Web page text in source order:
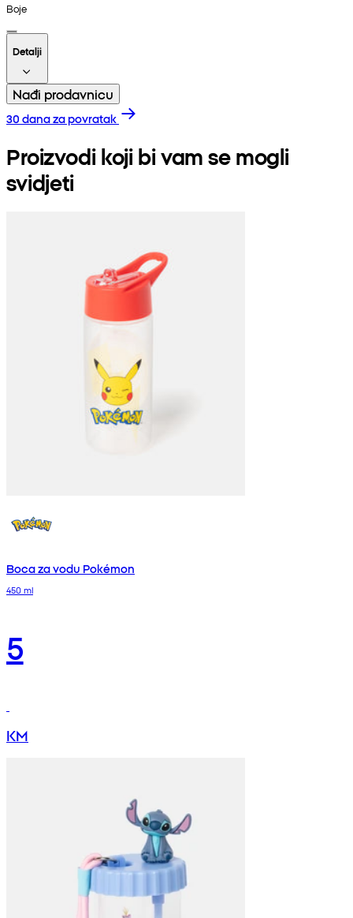
Boje
Detalji
Nađi prodavnicu
30 dana za povratak
Proizvodi koji bi vam se mogli
svidjeti
Boca za vodu Pokémon
450 ml
5
KM